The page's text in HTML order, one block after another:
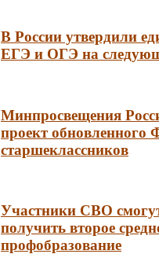
В России утвердили
ЕГЭ и ОГЭ на
Минпросвещения
проект
старшеклассников
Участники СВО
получить второе
профобразование